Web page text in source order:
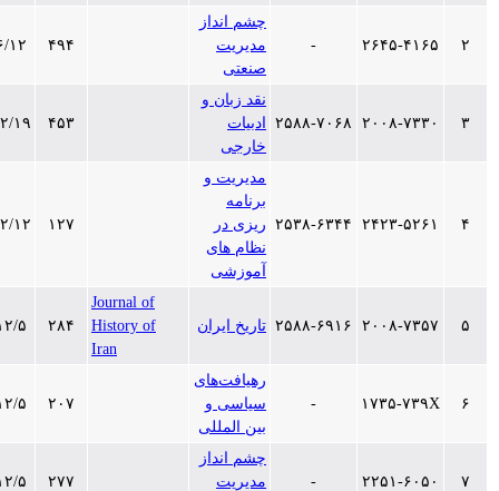
۲۶۴۵-۴۱۶۵ -
چشم انداز
مدیریت
۱۳۹۹/۶/۱۲
۲۰۰۸-۷۳۳۰ ۲۵۸۸-۷۰۶۸
نقد زبان و
ادبیات
۱۳۹۷/۱۲/۱۹
۲۴۲۳-۵۲۶۱ ۲۵۳۸-۶۳۴۴
مدیریت و
ریزی در
نظام های
۱۳۹۷/۱۲/۱۲
۲۰۰۸-۷۳۵۷ ۲۵۸۸-۶۹۱۶ تاریخ ایران
Journal of
History of
۲۸۴ ۱۳۹۷/۱۲/۵
۱۷۳۵-۷۳۹X -
رهیافت‌های
سیاسی و
بین المللی
۱۳۹۷/۱۲/۵
۲۲۵۱-۶۰۵۰ -
چشم انداز
مدیریت
۱۳۹۷/۱۲/۵